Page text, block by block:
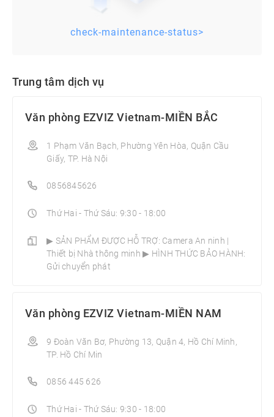
check-maintenance-status>
Trung tâm dịch vụ
Văn phòng EZVIZ Vietnam-MIỀN BẮC
1 Phạm Văn Bạch, Phường Yên Hòa, Quận Cầu
Giấy, TP. Hà Nội
0856845626
Thứ Hai - Thứ Sáu: 9:30 - 18:00
▶ SẢN PHẨM ĐƯỢC HỖ TRỢ: Camera An ninh |
Thiết bị Nhà thông minh­ ▶ HÌNH THỨC BẢO HÀNH:
Gửi chuyển phát
Văn phòng EZVIZ Vietnam-MIỀN NAM
9 Đoàn Văn Bơ, Phường 13, Quận 4, Hồ Chí Minh,
TP. Hồ Chí Min
0856 445 626
Thứ Hai - Thứ Sáu: 9:30 - 18:00